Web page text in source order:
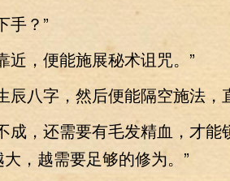
？”
，便能施展秘术诅咒。”
八字，然后便能隔空施法，
，还需要有毛发精血，才能
，越需要足够的修为。”